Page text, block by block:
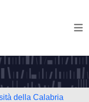
della Calabria